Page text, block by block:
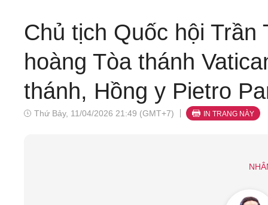
Chủ tịch Quốc hội Trần
hoàng Tòa thánh
thánh, Hồng y Pietro
Thứ Bảy, 11/04/2026 21:49 (GMT+7) IN TRANG NÀY